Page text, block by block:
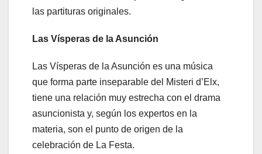
las partituras originales.
Las Vísperas de la Asunción
Las Vísperas de la Asunción es una música
que forma parte inseparable del Misteri d’Elx,
tiene una relación muy estrecha con el drama
asuncionista y, según los expertos en la
materia, son el punto de origen de la
celebración de La Festa.